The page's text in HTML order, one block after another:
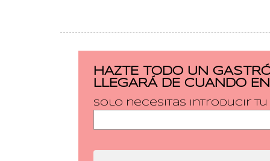
HAZTE TODO UN
LLEGARÁ DE CUANDO
Solo necesitas introducir